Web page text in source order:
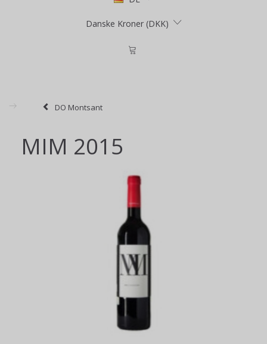
Danske Kroner (DKK)
DO Montsant
MIM 2015